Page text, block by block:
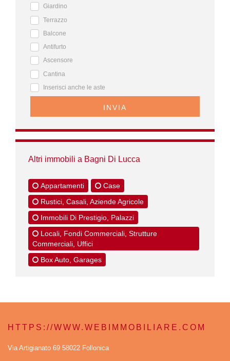
Giardino
Terrazzo
Balcone
Antifurto
Ascensore
Cantina
Inserisci anche le aste
INVIA
Altri immobili a Bagni Di Lucca
Appartamenti
Case
Rustici, Casali, Aziende Agricole
Immobili Di Prestigio, Palazzi
Locali, Fondi Commerciali, Strutture
Commerciali, Uffici
Box Auto, Garages
HTTPS://WWW.WEBIMMOBILIARE.COM
Via Artigianato 69 58022 Follonica